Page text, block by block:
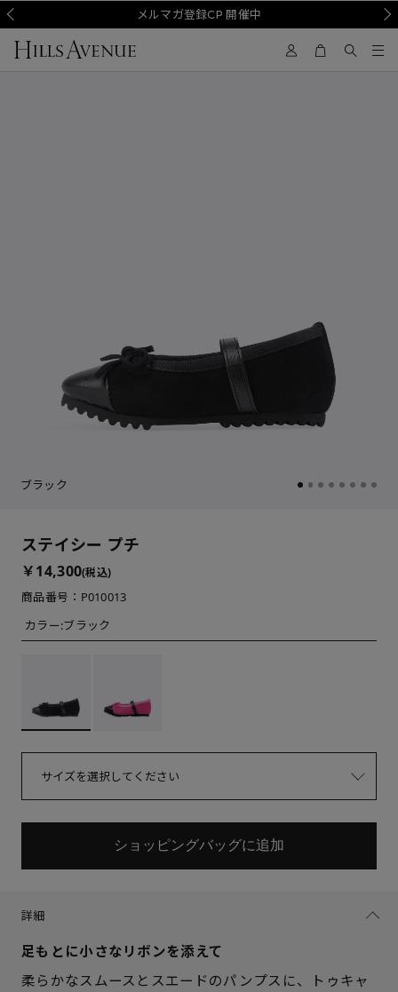
メルマガ登録CP 開催中
ブラック
ステイシー プチ
￥14,300(税込)
商品番号：P010013
カラー:ブラック
サイズを選択してください
ショッピングバッグに追加
詳細
足もとに小さなリボンを添えて
柔らかなスムースとスエードのパンプスに、トゥキャ